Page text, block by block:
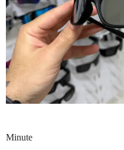
Minute